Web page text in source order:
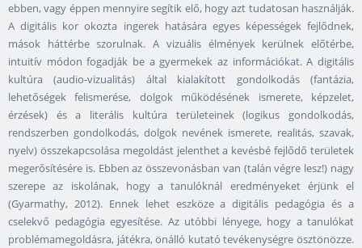
ebben, vagy éppen mennyire segítik elő, hogy azt tudatosan használják.
A digitális kor okozta ingerek hatására egyes képességek fejlődnek,
mások háttérbe szorulnak. A vizuális élmények kerülnek előtérbe,
intuitív módon fogadják be a gyermekek az információkat. A digitális
kultúra (audio-vizualitás) által kialakított gondolkodás (fantázia,
lehetőségek felismerése, dolgok működésének ismerete, képzelet,
érzések) és a literális kultúra területeinek (logikus gondolkodás,
rendszerben gondolkodás, dolgok nevének ismerete, realitás, szavak,
nyelv) összekapcsolása megoldást jelenthet a kevésbé fejlődő területek
megerősítésére is. Ebben az összevonásban van (talán végre lesz!) nagy
szerepe az iskolának, hogy a tanulóknál eredményeket érjünk el
(Gyarmathy, 2012). Ennek lehet eszköze a digitális pedagógia és a
cselekvő pedagógia egyesítése. Az utóbbi lényege, hogy a tanulókat
problémamegoldásra, játékra, önálló kutató tevékenységre ösztönözze.